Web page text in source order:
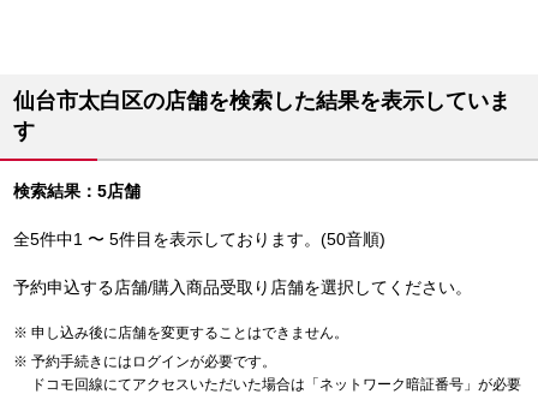
仙台市太白区の店舗を検索した結果を表示していま
す
検索結果：5店舗
全5件中1 〜 5件目を表示しております。(50音順)
予約申込する店舗/購入商品受取り店舗を選択してください。
申し込み後に店舗を変更することはできません。
予約手続きにはログインが必要です。
ドコモ回線にてアクセスいただいた場合は「ネットワーク暗証番号」が必要